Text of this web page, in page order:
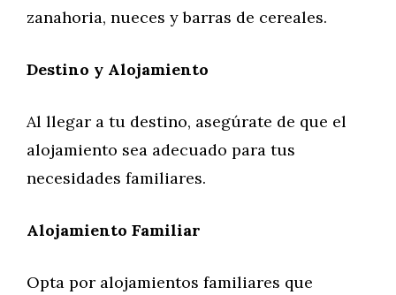
zanahoria, nueces y barras de cereales.
Destino y Alojamiento
Al llegar a tu destino, asegúrate de que el
alojamiento sea adecuado para tus
necesidades familiares.
Alojamiento Familiar
Opta por alojamientos familiares que